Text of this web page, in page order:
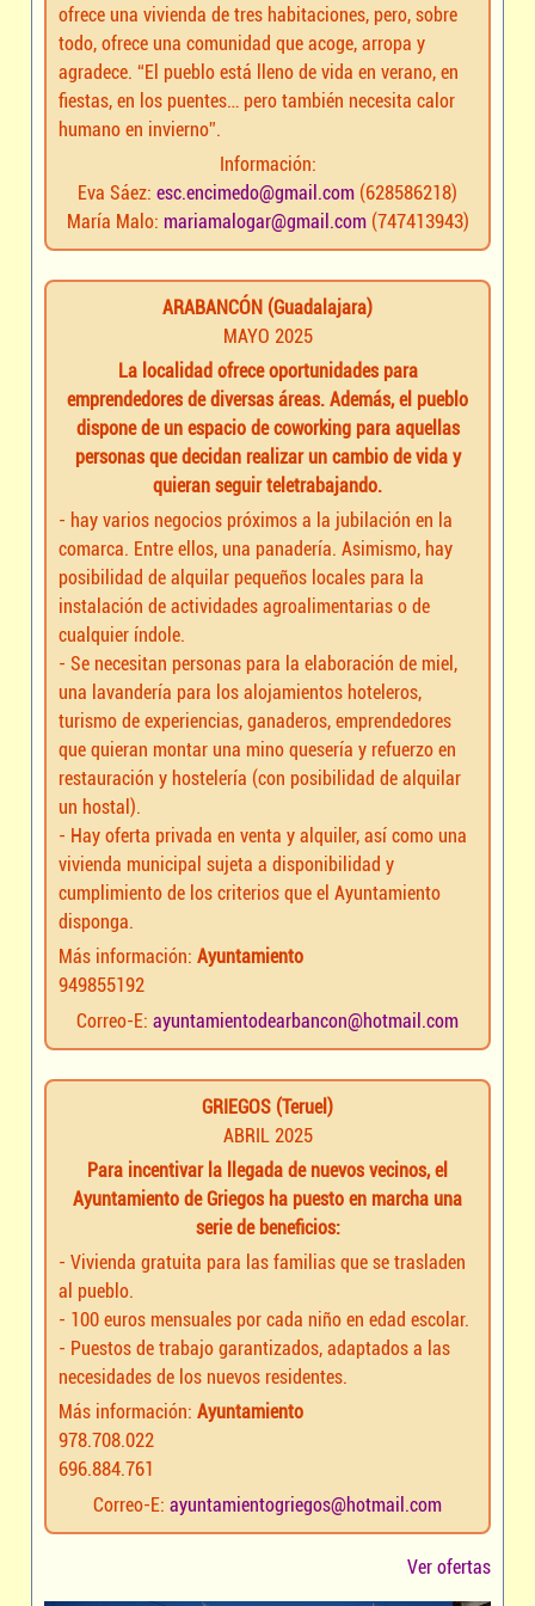
ofrece una vivienda de tres habitaciones, pero, sobre
todo, ofrece una comunidad que acoge, arropa y
agradece. “El pueblo está lleno de vida en verano, en
fiestas, en los puentes… pero también necesita calor
humano en invierno”.
Información:
Eva Sáez: esc.encimedo@gmail.com (628586218)
María Malo: mariamalogar@gmail.com(747413943)
ARABANCÓN (Guadalajara)
MAYO 2025
La localidad ofrece oportunidades para
emprendedores de diversas áreas. Además, el pueblo
dispone de un espacio de coworking para aquellas
personas que decidan realizar un cambio de vida y
quieran seguir teletrabajando.
- hay varios negocios próximos a la jubilación en la
comarca. Entre ellos, una panadería. Asimismo, hay
posibilidad de alquilar pequeños locales para la
instalación de actividades agroalimentarias o de
cualquier índole.
- Se necesitan personas para la elaboración de miel,
una lavandería para los alojamientos hoteleros,
turismo de experiencias, ganaderos, emprendedores
que quieran montar una mino quesería y refuerzo en
restauración y hostelería (con posibilidad de alquilar
un hostal).
- Hay oferta privada en venta y alquiler, así como una
vivienda municipal sujeta a disponibilidad y
cumplimiento de los criterios que el Ayuntamiento
disponga.
Más información:Ayuntamiento
949855192
Correo-E: ayuntamientodearbancon@hotmail.com
GRIEGOS (Teruel)
ABRIL 2025
Para incentivar la llegada de nuevos vecinos, el
Ayuntamiento de Griegos ha puesto en marcha una
serie de beneficios:
- Vivienda gratuita para las familias que se trasladen
al pueblo.
- 100 euros mensuales por cada niño en edad escolar.
- Puestos de trabajo garantizados, adaptados a las
necesidades de los nuevos residentes.
Más información:Ayuntamiento
978.708.022
696.884.761
Correo-E: ayuntamientogriegos@hotmail.com
Ver ofertas